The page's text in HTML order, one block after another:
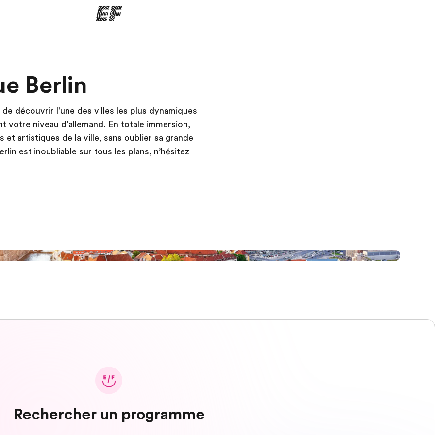
Trouver un bureau
Berlin
découvrir l'une des villes les plus dynamiques
votre niveau d’allemand. En totale immersion,
artistiques de la ville, sans oublier sa grande
est inoubliable sur tous les plans, n’hésitez
Rechercher un programme